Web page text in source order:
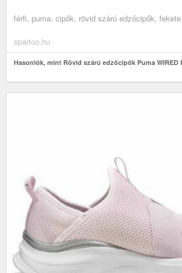
férfi, puma, cipők, rövid szárú edzőcipők, fekete
spartoo.hu
Hasonlók, mint Rövid szárú edzőcipők Puma WIRED